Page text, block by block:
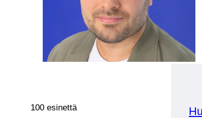
100 esinettä